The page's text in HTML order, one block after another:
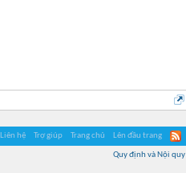
Liên hệ Trợ giúp Trang chủ Lên đầu trang
Quy định và Nội quy